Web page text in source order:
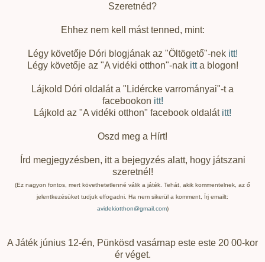
Szeretnéd?
Ehhez nem kell mást tenned, mint:
Légy követője Dóri blogjának az "Öltögető"-nek itt!
Légy követője az "A vidéki otthon"-nak itta blogon!
Lájkold Dóri oldalát a "Lidércke varrományai"-t a
facebookon itt!
Lájkold az "A vidéki otthon" facebook oldalát itt!
Oszd meg a Hírt!
Írd megjegyzésben, itt a bejegyzés alatt, hogy játszani
szeretnél!
(Ez nagyon fontos, mert követhetetlenné válik a játék. Tehát, akik kommentelnek, az ő
jelentkezésüket tudjuk elfogadni. Ha nem sikerül a komment, Írj emailt:
avidekiotthon@gmail.com)
A Játék június 12-én, Pünkösd vasárnap este este 20 00-kor
ér véget.